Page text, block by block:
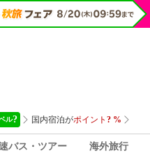
バス・ツアー 海外旅行